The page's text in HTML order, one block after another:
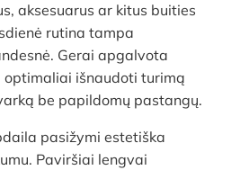
aksesuarus ar kitus buities
rutina tampa
Gerai apgalvota
optimaliai išnaudoti turimą
be papildomų pastangų.
pasižymi estetiška
Paviršiai lengvai